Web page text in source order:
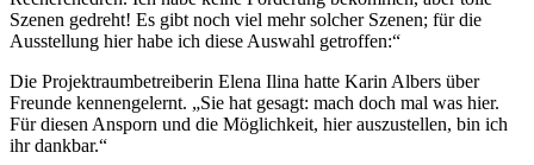
Szenen gedreht! Es gibt noch viel mehr solcher Szenen; für die
Ausstellung hier habe ich diese Auswahl getroffen:“
Die Projektraumbetreiberin Elena Ilina hatte Karin Albers über
Freunde kennengelernt. „Sie hat gesagt: mach doch mal was hier.
Für diesen Ansporn und die Möglichkeit, hier auszustellen, bin ich
ihr dankbar.“